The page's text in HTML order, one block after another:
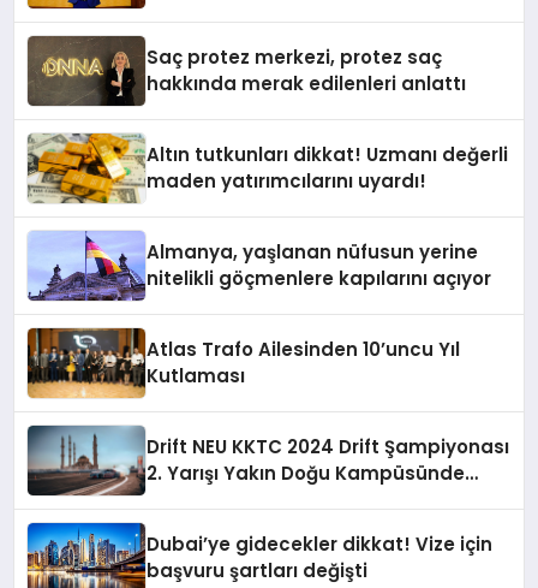
Saç protez merkezi, protez saç
hakkında merak edilenleri anlattı
Altın tutkunları dikkat! Uzmanı değerli
maden yatırımcılarını uyardı!
Almanya, yaşlanan nüfusun yerine
nitelikli göçmenlere kapılarını açıyor
Atlas Trafo Ailesinden 10’uncu Yıl
Kutlaması
Drift NEU KKTC 2024 Drift Şampiyonası
2. Yarışı Yakın Doğu Kampüsünde
Dubai’ye gidecekler dikkat! Vize için
başvuru şartları değişti